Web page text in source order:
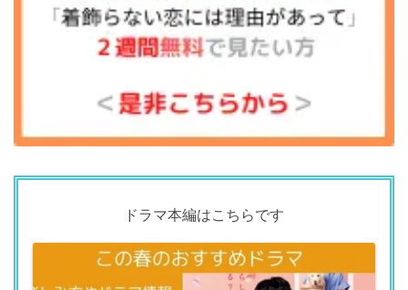
ドラマ本編はこちらです